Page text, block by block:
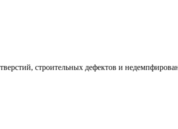
строительных дефектов и